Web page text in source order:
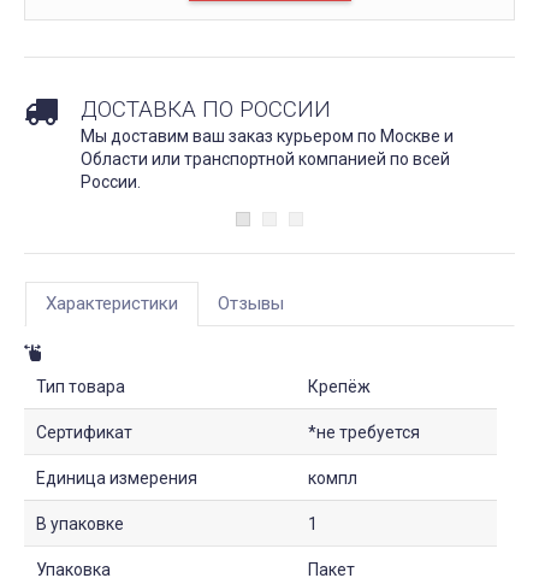
ДОСТАВКА ПО РОССИИ
Мы доставим ваш заказ курьером по Москве и
Области или транспортной компанией по всей
России.
Характеристики Отзывы
Тип товара Крепёж
Сертификат *не требуется
Единица измерения компл
В упаковке 1
Упаковка Пакет